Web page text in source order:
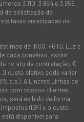
3.110, 3.954 e 3.959.
de solicitação de
taxas antecipadas na
de INSS, FGTS, Luz e
cada convênio, assim
no ato da contratação. O
custo efetivo pode variar
a.a.). A Lincred Linhas de
com nossos clientes.
será exibido de forma
(IOF) e o custo
está disponível para